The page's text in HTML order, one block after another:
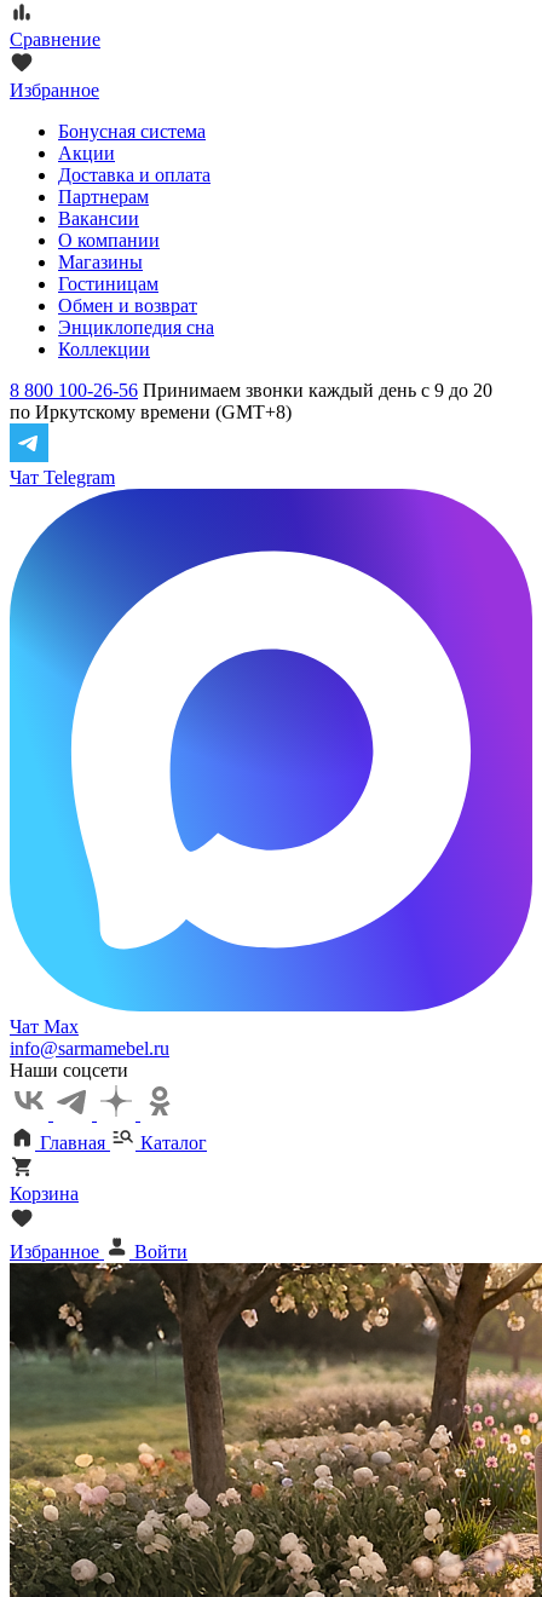
Сравнение
Избранное
Бонусная система
Акции
Доставка и оплата
Партнерам
Вакансии
О компании
Магазины
Гостиницам
Обмен и возврат
Энциклопедия сна
Коллекции
8 800 100-26-56 Принимаем звонки каждый день с 9 до 20
по Иркутскому времени (GMT+8)
Чат Telegram
Чат Max
info@sarmamebel.ru
Наши соцсети
Главная Каталог
Корзина
Избранное Войти